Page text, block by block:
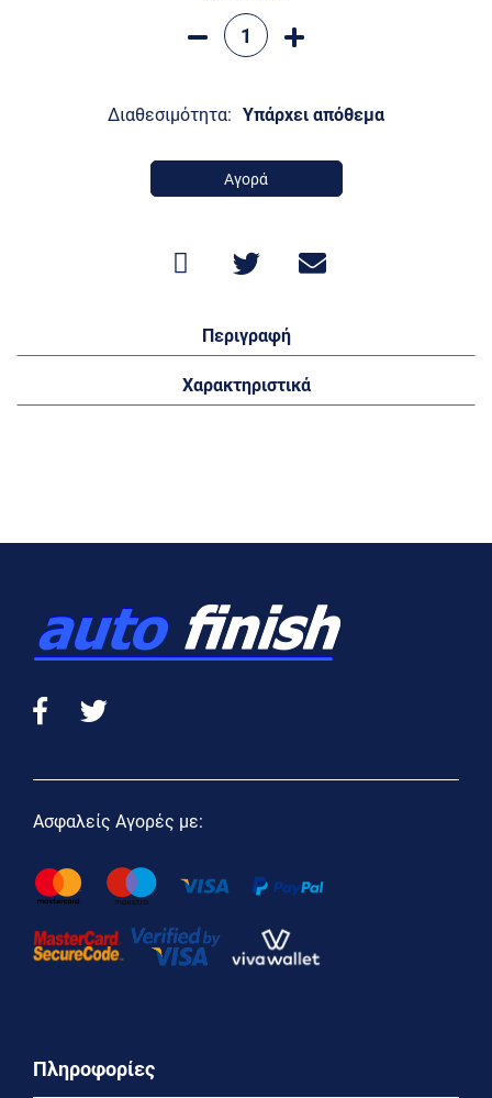
Διαθεσιμότητα: Υπάρχει απόθεμα
Αγορά
Περιγραφή
Χαρακτηριστικά
Ασφαλείς Αγορές με:
Πληροφορίες